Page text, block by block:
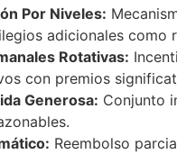
Por Niveles:
adicionales
Rotativas:
con premios
Generosa: Conjunto
Reembolso